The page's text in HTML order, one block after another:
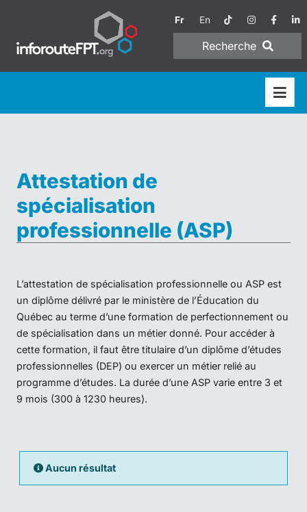
Fr En
Recherche
Attestation de
spécialisation
professionnelle (ASP)
L’attestation de spécialisation professionnelle ou ASP est
un diplôme délivré par le ministère de l’Éducation du
Québec au terme d’une formation de perfectionnement ou
de spécialisation dans un métier donné. Pour accéder à
cette formation, il faut être titulaire d’un diplôme d’études
professionnelles (DEP) ou exercer un métier relié au
programme d’études. La durée d’une ASP varie entre 3 et
9 mois (300 à 1230 heures).
Aucun résultat